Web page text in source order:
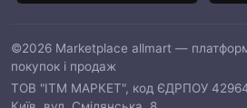
©2026 Marketplace allmart —
покупок і продаж
ТОВ "ІТМ МАРКЕТ", код ЄДРПОУ